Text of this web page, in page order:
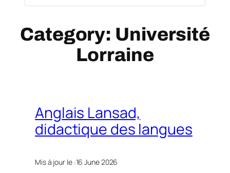
Category: Université
Lorraine
Anglais Lansad,
didactique des langues
Mis à jour le :16 June 2026